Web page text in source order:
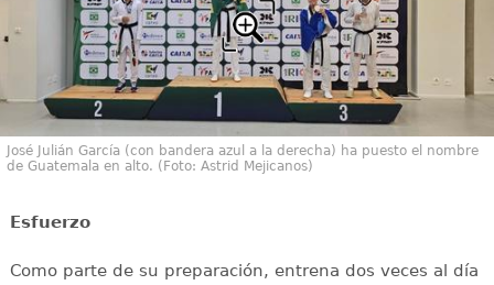
José Julián García (con bandera azul a la derecha) ha puesto el nombre
de Guatemala en alto. (Foto: Astrid Mejicanos)
Esfuerzo
Como parte de su preparación, entrena dos veces al día